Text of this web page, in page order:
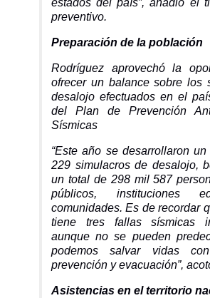
estados del país”, añadió el
preventivo.
Preparación de la población
Rodríguez aprovechó la
ofrecer un balance sobre los
desalojo efectuados en el
del Plan de Prevención
Sísmicas
“Este año se desarrollaron
229 simulacros de desalojo,
un total de 298 mil 587
públicos, instituciones
comunidades. Es de recordar
tiene tres fallas sísmicas
aunque no se pueden
podemos salvar vidas
prevención y evacuación”,
Asistencias en el territorio